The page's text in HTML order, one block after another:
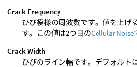
Crack Frequency
ひび模様の周波数です。値を上げ
す。この値は2つ目のCellular Noise
Crack Width
ひびのライン幅です。デフォルトは